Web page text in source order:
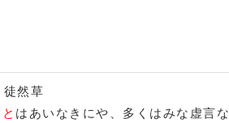
徒然草
はあいなきにや、多くはみな虚言な